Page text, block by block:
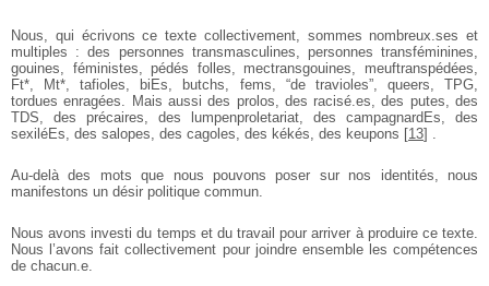
Nous, qui écrivons ce texte collectivement, sommes nombreux.ses et
multiples : des personnes transmasculines, personnes transféminines,
gouines, féministes, pédés folles, mectransgouines, meuftranspédées,
Ft*, Mt*, tafioles, biEs, butchs, fems, “de travioles”, queers, TPG,
tordues enragées. Mais aussi des prolos, des racisé.es, des putes, des
TDS, des précaires, des lumpenproletariat, des campagnardEs, des
sexiléEs, des salopes, des cagoles, des kékés, des keupons [13]
Au-delà des mots que nous pouvons poser sur nos identités, nous
manifestons un désir politique commun.
Nous avons investi du temps et du travail pour arriver à produire ce texte.
Nous l’avons fait collectivement pour joindre ensemble les compétences
de chacun.e.